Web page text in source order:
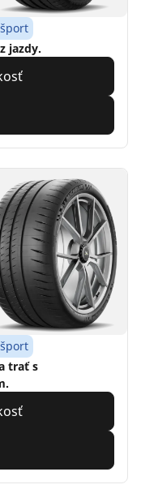
jazdy.
trať s